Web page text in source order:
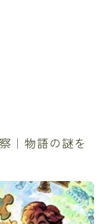
｜物語の謎を